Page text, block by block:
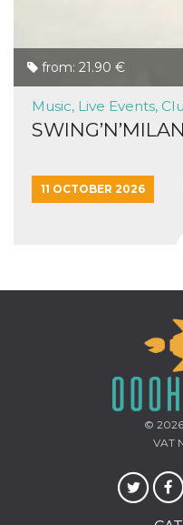
from: 21.90 €
Music, Live Events,
11 OCTOBER 2026
© 2026
VAT